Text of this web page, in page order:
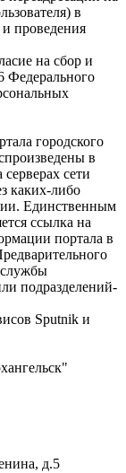
в
проведения
на сбор и
Федерального
городского
в
сети
каких-либо
Единственным
ссылка на
портала в
службы
подразделений-
Sputnik и
д.5